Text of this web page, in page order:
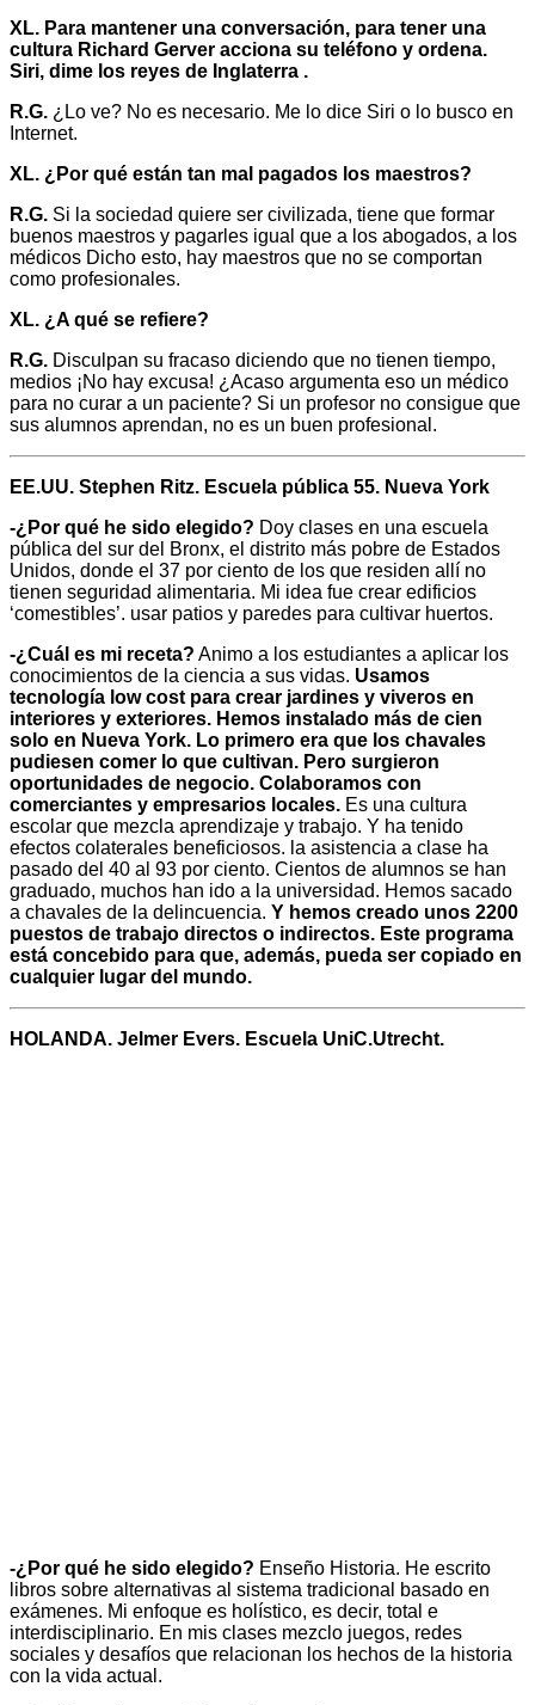
XL. Para mantener una conversación, para tener una
cultura Richard Gerver acciona su teléfono y ordena.
Siri, dime los reyes de Inglaterra .
R.G. ¿Lo ve? No es necesario. Me lo dice Siri o lo busco en
Internet.
XL. ¿Por qué están tan mal pagados los maestros?
R.G. Si la sociedad quiere ser civilizada, tiene que formar
buenos maestros y pagarles igual que a los abogados, a los
médicos Dicho esto, hay maestros que no se comportan
como profesionales.
XL. ¿A qué se refiere?
R.G. Disculpan su fracaso diciendo que no tienen tiempo,
medios ¡No hay excusa! ¿Acaso argumenta eso un médico
para no curar a un paciente? Si un profesor no consigue que
sus alumnos aprendan, no es un buen profesional.
EE.UU. Stephen Ritz. Escuela pública 55. Nueva York
-¿Por qué he sido elegido? Doy clases en una escuela
pública del sur del Bronx, el distrito más pobre de Estados
Unidos, donde el 37 por ciento de los que residen allí no
tienen seguridad alimentaria. Mi idea fue crear edificios
‘comestibles’. usar patios y paredes para cultivar huertos.
-¿Cuál es mi receta? Animo a los estudiantes a aplicar los
conocimientos de la ciencia a sus vidas. Usamos
tecnología low cost para crear jardines y viveros en
interiores y exteriores. Hemos instalado más de cien
solo en Nueva York. Lo primero era que los chavales
pudiesen comer lo que cultivan. Pero surgieron
oportunidades de negocio. Colaboramos con
comerciantes y empresarios locales. Es una cultura
escolar que mezcla aprendizaje y trabajo. Y ha tenido
efectos colaterales beneficiosos. la asistencia a clase ha
pasado del 40 al 93 por ciento. Cientos de alumnos se han
graduado, muchos han ido a la universidad. Hemos sacado
a chavales de la delincuencia. Y hemos creado unos 2200
puestos de trabajo directos o indirectos. Este programa
está concebido para que, además, pueda ser copiado en
cualquier lugar del mundo.
HOLANDA. Jelmer Evers. Escuela UniC.Utrecht.
-¿Por qué he sido elegido? Enseño Historia. He escrito
libros sobre alternativas al sistema tradicional basado en
exámenes. Mi enfoque es holístico, es decir, total e
interdisciplinario. En mis clases mezclo juegos, redes
sociales y desafíos que relacionan los hechos de la historia
con la vida actual.